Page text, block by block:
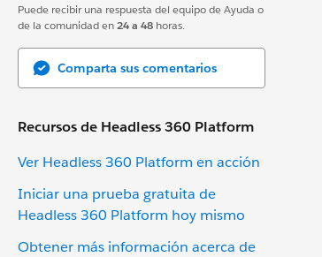
Puede recibir una respuesta del equipo de Ayuda o
de la comunidad en24 a 48 horas.
Comparta sus comentarios
Recursos de Headless 360 Platform
Ver Headless 360 Platform en acción
Iniciar una prueba gratuita de
Headless 360 Platform hoy mismo
Obtener más información acerca de